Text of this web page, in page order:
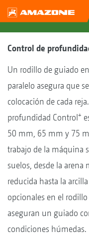
Control de
Un rodillo de guiado
paralelo asegura que
colocación de cada
profundidad Control+
50 mm, 65 mm y 75
trabajo de la máquina
suelos, desde la arena
reducida hasta la
opcionales en el
aseguran un guiado
condiciones húmedas.